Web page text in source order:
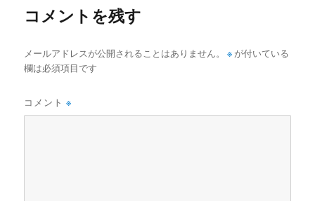
コメントを残す
メールアドレスが公開されることはありません。 ※ が付いている
欄は必須項目です
コメント※